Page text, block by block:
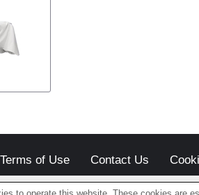
Terms of Use Contact Us